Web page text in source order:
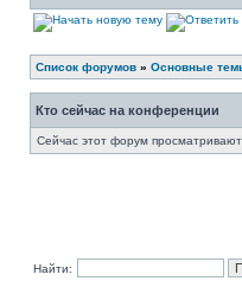
Список форумов » Основные
Кто сейчас на конференции
Сейчас этот форум
Найти: